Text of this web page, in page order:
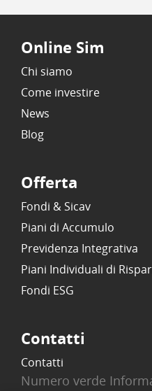
Online Sim
Chi siamo
Come investire
News
Blog
Offerta
Fondi & Sicav
Piani di Accumulo
Previdenza Integrativa
Piani Individuali di
Fondi ESG
Contatti
Contatti
Numero verde